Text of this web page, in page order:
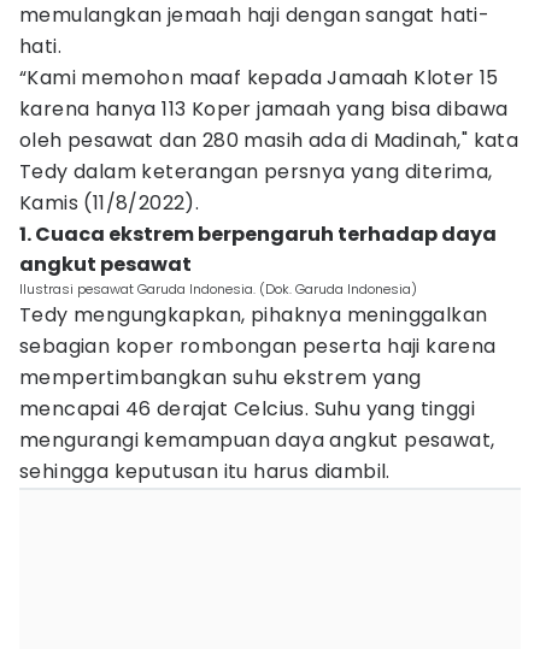
memulangkan jemaah haji dengan sangat hati-
hati.
“Kami memohon maaf kepada Jamaah Kloter 15
karena hanya 113 Koper jamaah yang bisa dibawa
oleh pesawat dan 280 masih ada di Madinah," kata
Tedy dalam keterangan persnya yang diterima,
Kamis (11/8/2022).
1. Cuaca ekstrem berpengaruh terhadap daya
angkut pesawat
Ilustrasi pesawat Garuda Indonesia. (Dok. Garuda Indonesia)
Tedy mengungkapkan, pihaknya meninggalkan
sebagian koper rombongan peserta haji karena
mempertimbangkan suhu ekstrem yang
mencapai 46 derajat Celcius. Suhu yang tinggi
mengurangi kemampuan daya angkut pesawat,
sehingga keputusan itu harus diambil.